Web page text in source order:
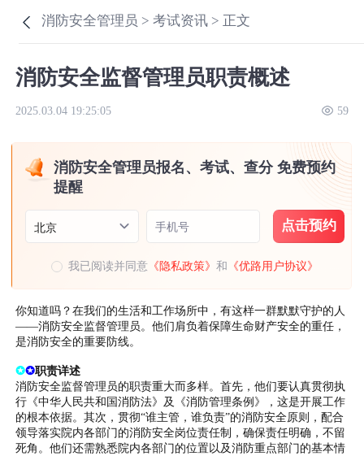
消防安全管理员 >考试资讯 > 正文
消防安全监督管理员职责概述
2025.03.04 19:25:05 59
消防安全管理员报名、考试、查分 免费预约
提醒
北京 手机号 点击预约
我已阅读并同意 《隐私政策》和 《优路用户协议》
你知道吗？在我们的生活和工作场所中，有这样一群默默守护的人
——消防安全监督管理员。他们肩负着保障生命财产安全的重任，
是消防安全的重要防线。
✪✪职责详述
消防安全监督管理员的职责重大而多样。首先，他们要认真贯彻执
行《中华人民共和国消防法》及《消防管理条例》，这是开展工作
的根本依据。其次，贯彻“谁主管，谁负责”的消防安全原则，配合
领导落实院内各部门的消防安全岗位责任制，确保责任明确，不留
死角。他们还需熟悉院内各部门的位置以及消防重点部门的基本情